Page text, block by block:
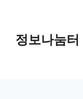
content정보나눔터